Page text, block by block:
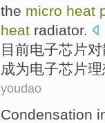
the micro heat
heat radiator.
目前电子芯片对
成为电子芯片理
youdao
Condensation